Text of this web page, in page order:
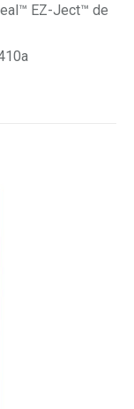
EZ-Ject™ de